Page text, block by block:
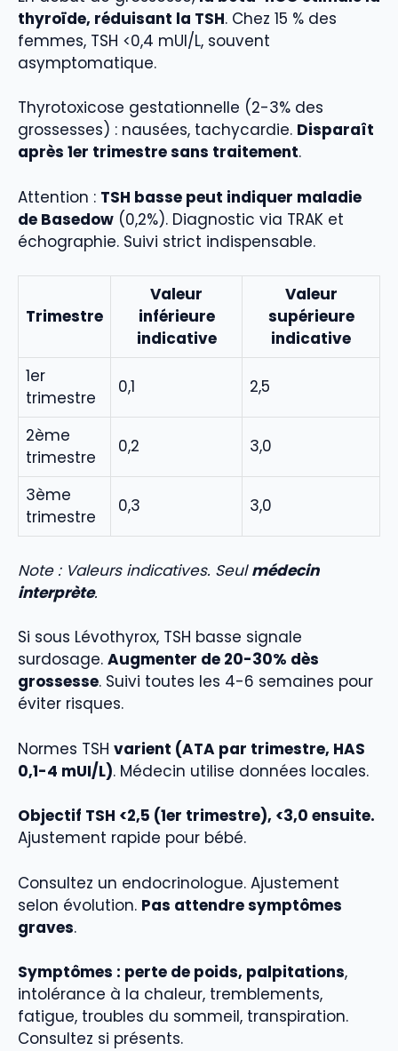
thyroïde, réduisant la TSH. Chez 15 % des
femmes, TSH <0,4 mUI/L, souvent
asymptomatique.
Thyrotoxicose gestationnelle (2-3% des
grossesses) : nausées, tachycardie. Disparaît
après 1er trimestre sans traitement.
Attention : TSH basse peut indiquer maladie
de Basedow (0,2%). Diagnostic via TRAK et
échographie. Suivi strict indispensable.
Trimestre
Valeur
inférieure
indicative
Valeur
supérieure
indicative
1er
trimestre
0,1 2,5
2ème
trimestre
0,2 3,0
3ème
trimestre
0,3 3,0
Note : Valeurs indicatives. Seulmédecin
interprète.
Si sous Lévothyrox, TSH basse signale
surdosage. Augmenter de 20-30% dès
grossesse. Suivi toutes les 4-6 semaines pour
éviter risques.
Normes TSH varient (ATA par trimestre, HAS
0,1-4 mUI/L). Médecin utilise données locales.
Objectif TSH <2,5 (1er trimestre), <3,0 ensuite.
Ajustement rapide pour bébé.
Consultez un endocrinologue. Ajustement
selon évolution. Pas attendre symptômes
graves.
Symptômes : perte de poids, palpitations,
intolérance à la chaleur, tremblements,
fatigue, troubles du sommeil, transpiration.
Consultez si présents.